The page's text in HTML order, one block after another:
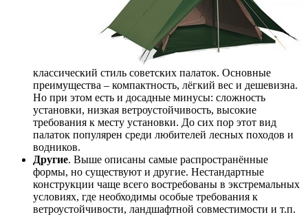
классический стиль советских палаток. Основные
преимущества – компактность, лёгкий вес и дешевизна.
Но при этом есть и досадные минусы: сложность
установки, низкая ветроустойчивость, высокие
требования к месту установки. До сих пор этот вид
палаток популярен среди любителей лесных походов и
водников.
Другие. Выше описаны самые распространённые
формы, но существуют и другие. Нестандартные
конструкции чаще всего востребованы в экстремальных
условиях, где необходимы особые требования к
ветроустойчивости, ландшафтной совместимости и т.п.